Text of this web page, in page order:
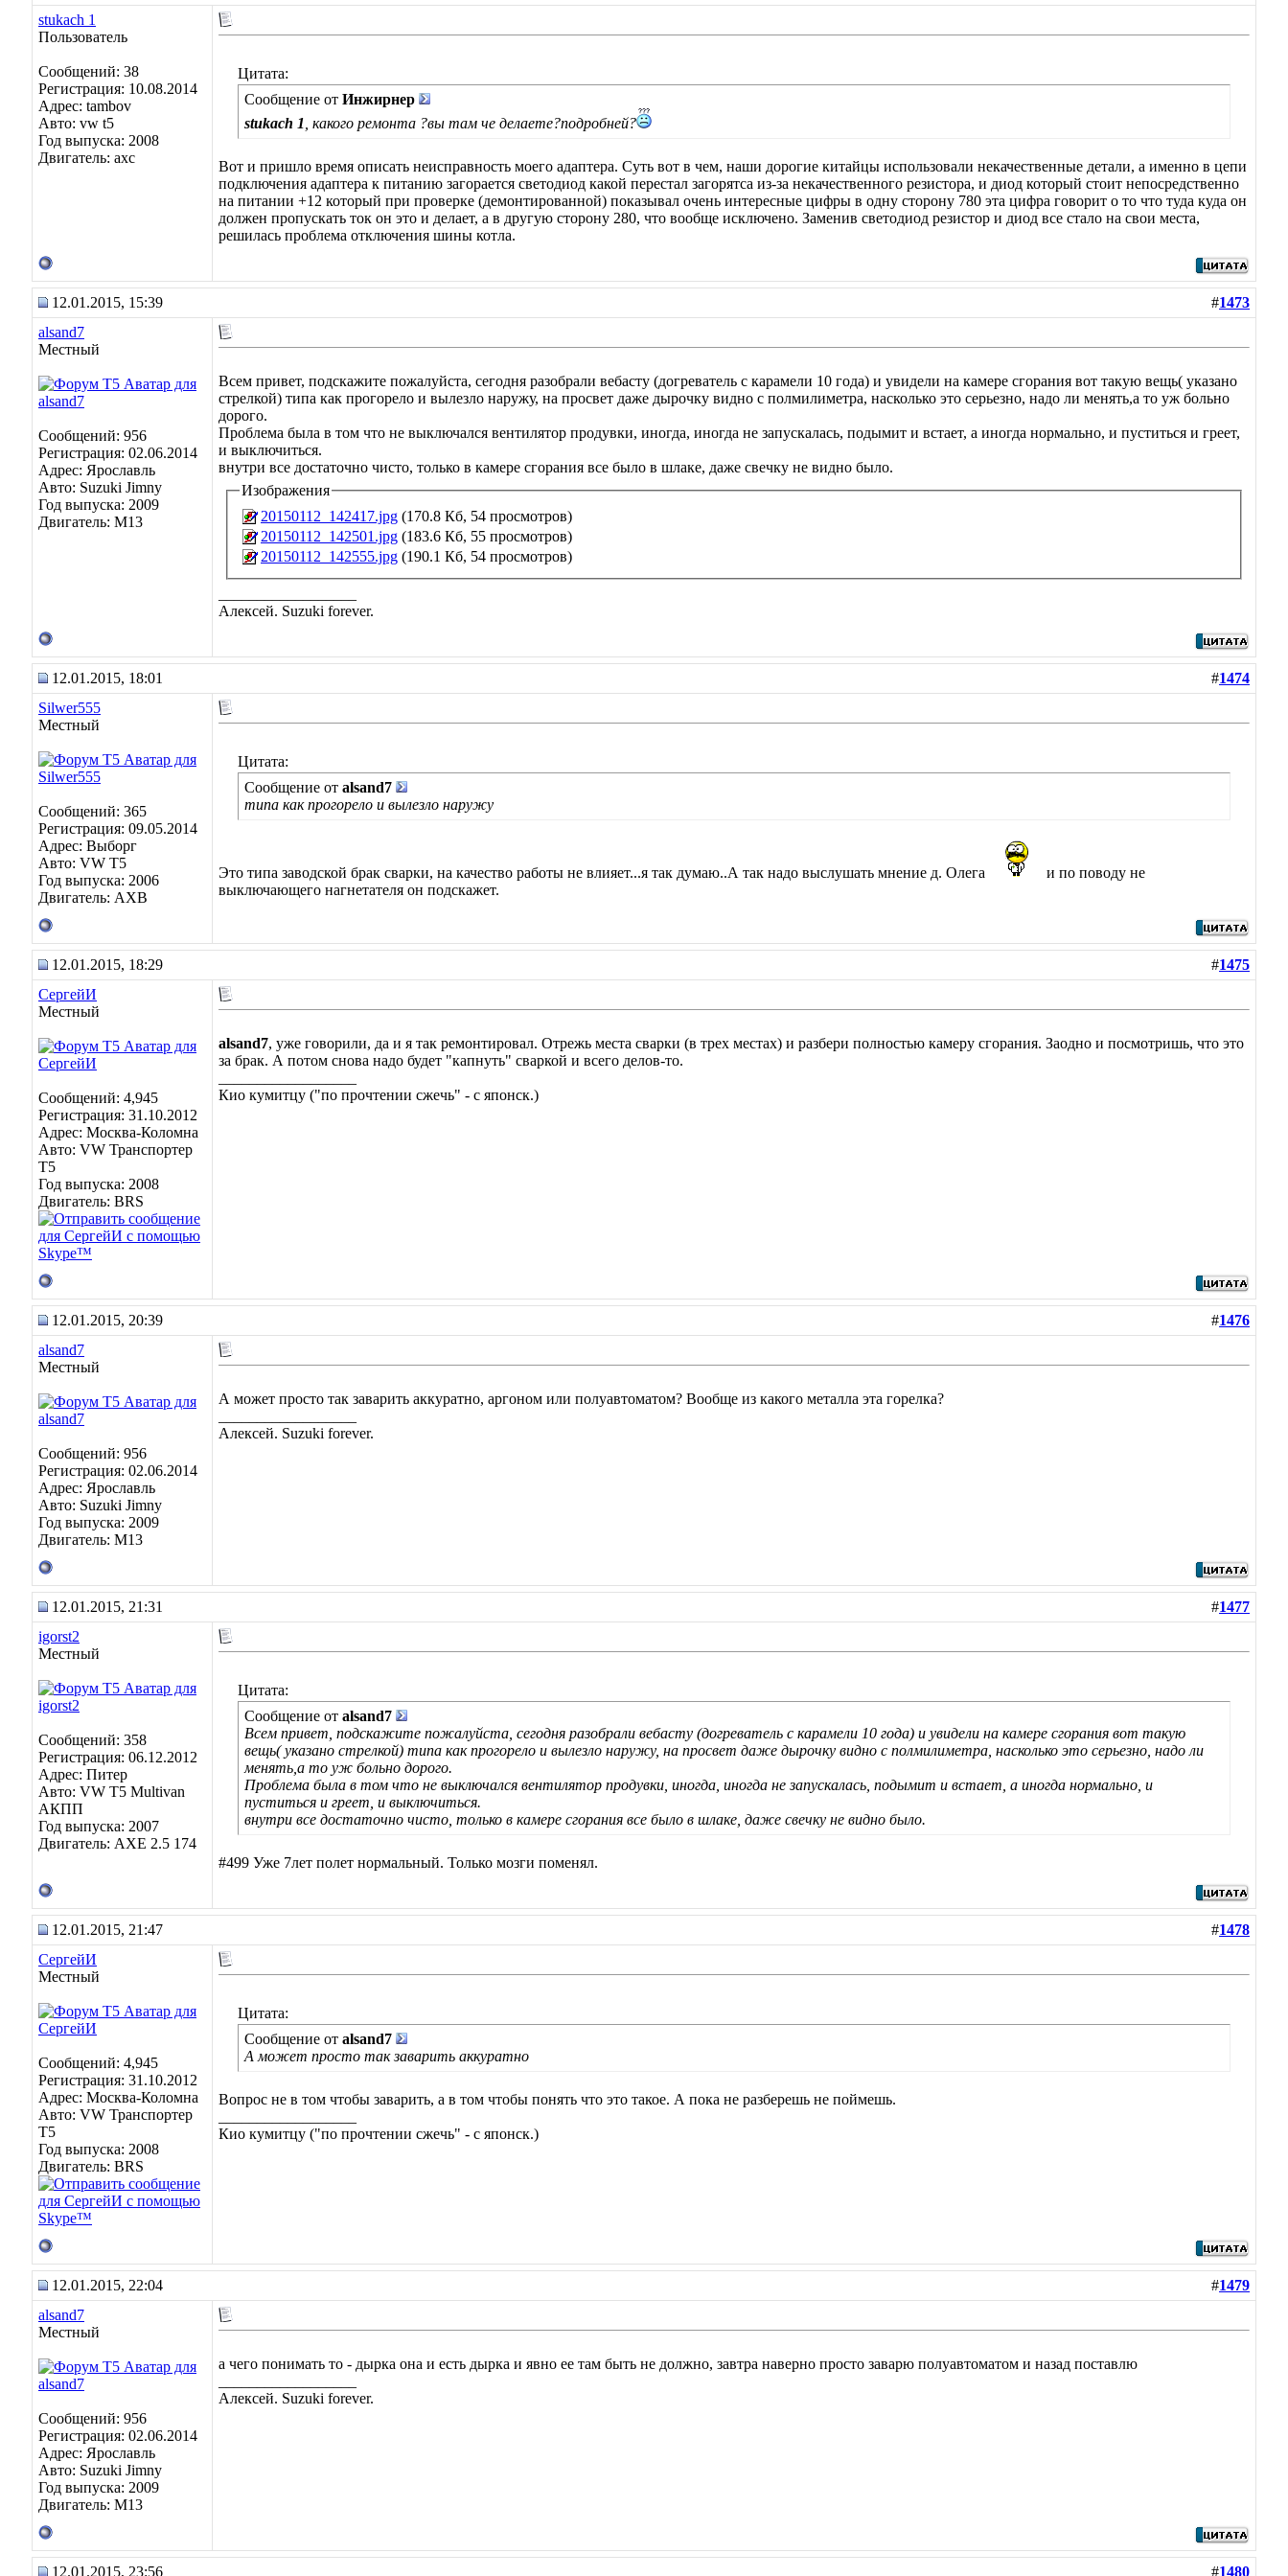
stukach 1
Пользователь
Сообщений: 38
Регистрация: 10.08.2014
Адрес: tambov
Авто: vw t5
Год выпуска: 2008
Двигатель: axc
Цитата:
Сообщение от Инжирнер
stukach 1 , какого ремонта ?вы там че делаете?подробней?
Вот и пришло время описать неисправность моего адаптера. Суть вот в чем, наши дорогие китайцы использовали некачественные детали, а именно в цепи
подключения адаптера к питанию загорается светодиод какой перестал загорятса из-за некачественного резистора, и диод который стоит непосредственно
на питании +12 который при проверке (демонтированной) показывал очень интересные цифры в одну сторону 780 эта цифра говорит о то что туда куда он
должен пропускать ток он это и делает, а в другую сторону 280, что вообще исключено. Заменив светодиод резистор и диод все стало на свои места,
решилась проблема отключения шины котла.
12.01.2015, 15:39 #1473
alsand7
Местный
Сообщений: 956
Регистрация: 02.06.2014
Адрес: Ярославль
Авто: Suzuki Jimny
Год выпуска: 2009
Двигатель: M13
Всем привет, подскажите пожалуйста, сегодня разобрали вебасту (догреватель с карамели 10 года) и увидели на камере сгорания вот такую вещь( указано
стрелкой) типа как прогорело и вылезло наружу, на просвет даже дырочку видно с полмилиметра, насколько это серьезно, надо ли менять,а то уж больно
дорого.
Проблема была в том что не выключался вентилятор продувки, иногда, иногда не запускалась, подымит и встает, а иногда нормально, и пуститься и греет,
и выключиться.
внутри все достаточно чисто, только в камере сгорания все было в шлаке, даже свечку не видно было.
Изображения
20150112_142417.jpg (170.8 Кб, 54 просмотров)
20150112_142501.jpg (183.6 Кб, 55 просмотров)
20150112_142555.jpg (190.1 Кб, 54 просмотров)
Алексей. Suzuki forever.
12.01.2015, 18:01 #1474
Silwer555
Местный
Сообщений: 365
Регистрация: 09.05.2014
Адрес: Выборг
Авто: VW T5
Год выпуска: 2006
Двигатель: AXB
Цитата:
Сообщение от alsand7
типа как прогорело и вылезло наружу
Это типа заводской брак сварки, на качество работы не влияет...я так думаю..А так надо выслушать мнение д. Олега
и по поводу не
выключающего нагнетателя он подскажет.
12.01.2015, 18:29 #1475
СергейИ
Местный
Сообщений: 4,945
Регистрация: 31.10.2012
Адрес: Москва-Коломна
Авто: VW Транспортер
Т5
Год выпуска: 2008
Двигатель: BRS
alsand7, уже говорили, да и я так ремонтировал. Отрежь места сварки (в трех местах) и разбери полностью камеру сгорания. Заодно и посмотришь, что это
за брак. А потом снова надо будет "капнуть" сваркой и всего делов-то.
Кио кумитцу ("по прочтении сжечь" - с японск.)
12.01.2015, 20:39 #1476
alsand7
Местный
Сообщений: 956
Регистрация: 02.06.2014
Адрес: Ярославль
Авто: Suzuki Jimny
Год выпуска: 2009
Двигатель: M13
А может просто так заварить аккуратно, аргоном или полуавтоматом? Вообще из какого металла эта горелка?
Алексей. Suzuki forever.
12.01.2015, 21:31 #1477
igorst2
Местный
Сообщений: 358
Регистрация: 06.12.2012
Адрес: Питер
Авто: VW T5 Multivan
АКПП
Год выпуска: 2007
Двигатель: AXE 2.5 174
Цитата:
Сообщение от alsand7
Всем привет, подскажите пожалуйста, сегодня разобрали вебасту (догреватель с карамели 10 года) и увидели на камере сгорания вот такую
вещь( указано стрелкой) типа как прогорело и вылезло наружу, на просвет даже дырочку видно с полмилиметра, насколько это серьезно, надо ли
менять,а то уж больно дорого.
Проблема была в том что не выключался вентилятор продувки, иногда, иногда не запускалась, подымит и встает, а иногда нормально, и
пуститься и греет, и выключиться.
внутри все достаточно чисто, только в камере сгорания все было в шлаке, даже свечку не видно было.
#499 Уже 7лет полет нормальный. Только мозги поменял.
12.01.2015, 21:47 #1478
СергейИ
Местный
Сообщений: 4,945
Регистрация: 31.10.2012
Адрес: Москва-Коломна
Авто: VW Транспортер
Т5
Год выпуска: 2008
Двигатель: BRS
Цитата:
Сообщение от alsand7
А может просто так заварить аккуратно
Вопрос не в том чтобы заварить, а в том чтобы понять что это такое. А пока не разберешь не поймешь.
Кио кумитцу ("по прочтении сжечь" - с японск.)
12.01.2015, 22:04 #1479
alsand7
Местный
Сообщений: 956
Регистрация: 02.06.2014
Адрес: Ярославль
Авто: Suzuki Jimny
Год выпуска: 2009
Двигатель: M13
а чего понимать то - дырка она и есть дырка и явно ее там быть не должно, завтра наверно просто заварю полуавтоматом и назад поставлю
Алексей. Suzuki forever.
12.01.2015, 23:56 #1480